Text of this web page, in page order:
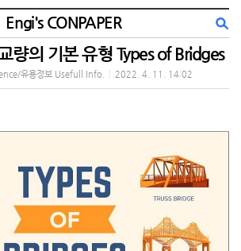
Engi's CONPAPER
량의 기본 유형 Types of Bridges
유용정보 Usefull Info. 2022. 4. 11. 14:02